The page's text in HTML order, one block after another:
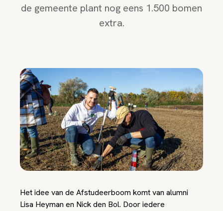
de gemeente plant nog eens 1.500 bomen
extra.
Het idee van de Afstudeerboom komt van alumni
Lisa Heyman en Nick den Bol. Door iedere